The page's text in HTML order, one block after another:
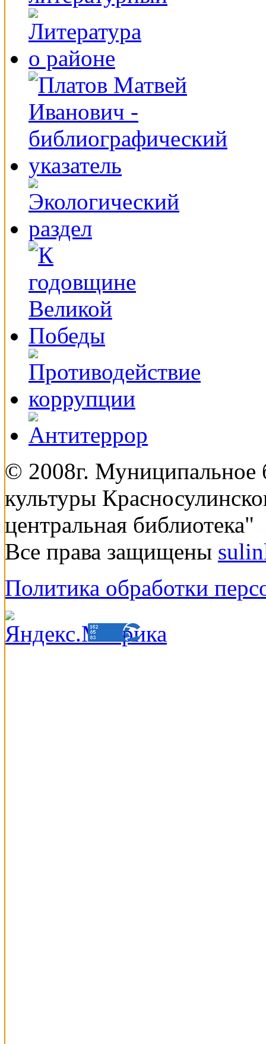
© 2008г. Муниципальное
культуры
центральная библиотека"
Все права защищены
Политика обработки